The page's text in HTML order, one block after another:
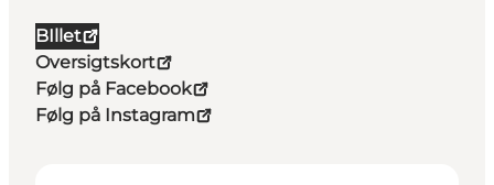
BIllet
Oversigtskort
Følg på Facebook
Følg på Instagram